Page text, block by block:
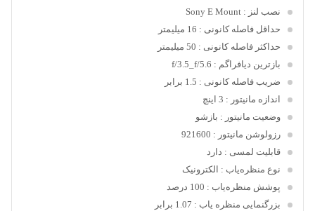
نصب لنز : Sony E Mount
حداقل فاصله کانونی : 16 میلیمتر
حداکثر فاصله کانونی : 50 میلیمتر
بازترین دیافراگم : f/3.5_f/5.6
ضریب فاصله کانونی : 1.5 برابر
اندازه مانیتور : 3 اینچ
وضعیت مانیتور : بازشو
رزولوشن مانیتور : 921600
قابلیت لمسی : دارد
نوع منظره‌یاب : الکترونیک
پوشش منظره‌یاب : 100 درصد
بزرگنمایی منظره یاب : 1.07 برابر